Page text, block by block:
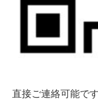
直接ご連絡可能です